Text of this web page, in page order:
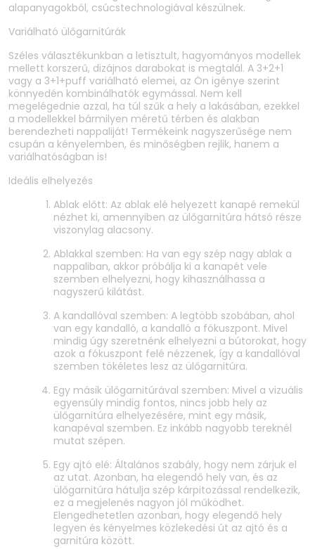
alapanyagokból, csúcstechnologiával készülnek.
Variálható ülőgarnitúrák
Széles választékunkban a letisztult, hagyományos modellek
mellett korszerű, dizájnos darabokat is megtalál. A 3+2+1
vagy a 3+1+puff variálható elemei, az Ön igénye szerint
könnyedén kombinálhatók egymással. Nem kell
megelégednie azzal, ha túl szűk a hely a lakásában, ezekkel
a modellekkel bármilyen méretű térben és alakban
berendezheti nappaliját! Termékeink nagyszerűsége nem
csupán a kényelemben, és minőségben rejlik, hanem a
variálhatóságban is!
Ideális elhelyezés
Ablak előtt: Az ablak elé helyezett kanapé remekül
nézhet ki, amennyiben az ülőgarnitúra hátsó része
viszonylag alacsony.
Ablakkal szemben: Ha van egy szép nagy ablak a
nappaliban, akkor próbálja ki a kanapét vele
szemben elhelyezni, hogy kihasználhassa a
nagyszerű kilátást.
A kandallóval szemben: A legtöbb szobában, ahol
van egy kandalló, a kandalló a fókuszpont. Mivel
mindig úgy szeretnénk elhelyezni a bútorokat, hogy
azok a fókuszpont felé nézzenek, így a kandallóval
szemben tökéletes lesz az ülőgarnitúra.
Egy másik ülőgarnitúrával szemben: Mivel a vizuális
egyensúly mindig fontos, nincs jobb hely az
ülőgarnitúra elhelyezésére, mint egy másik,
kanapéval szemben. Ez inkább nagyobb tereknél
mutat szépen.
Egy ajtó elé: Általános szabály, hogy nem zárjuk el
az utat. Azonban, ha elegendő hely van, és az
ülőgarnitúra hátulja szép kárpitozással rendelkezik,
ez a megjelenés nagyon jól működhet.
Elengedhetetlen azonban, hogy elegendő hely
legyen és kényelmes közlekedési út az ajtó és a
garnitúra között.